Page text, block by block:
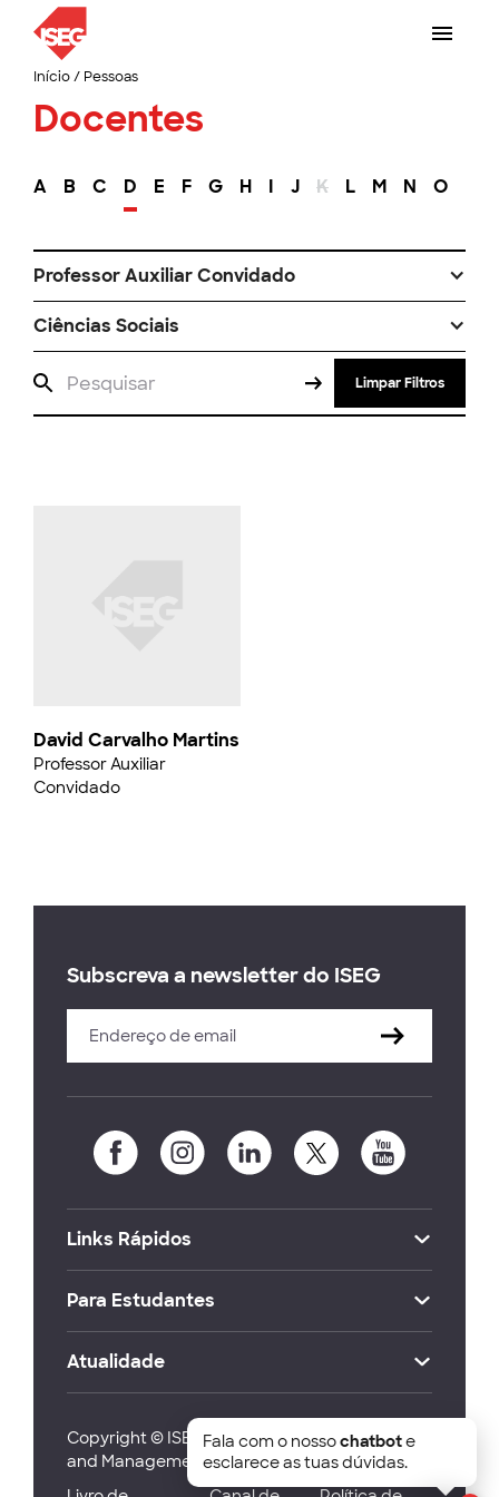
Início/ Pessoas
Docentes
A B C D E F G H I J K L M N O
Professor Auxiliar Convidado
Ciências Sociais
Limpar Filtros
David Carvalho Martins
Professor Auxiliar
Convidado
Subscreva a newsletter do ISEG
Links Rápidos
Para Estudantes
Atualidade
Copyright © ISEG Lisbon School of Economics
and Management 2026
Fala com o nossochatbote
esclarece as tuas dúvidas.